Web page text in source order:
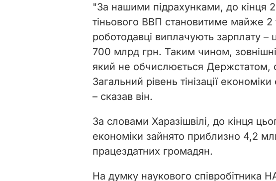
i
d
e
o
"За нашими підрахунками, до кінця
тіньового ВВП становитиме майже 2
роботодавці виплачують зарплату –
700 млрд грн. Таким чином,
який не обчислюється Держстатом,
Загальний рівень тінізації
– сказав він.
За словами Харазішвілі, до кінця
економіки зайнято приблизно 4,2
працездатних громадян.
На думку наукового співробітника